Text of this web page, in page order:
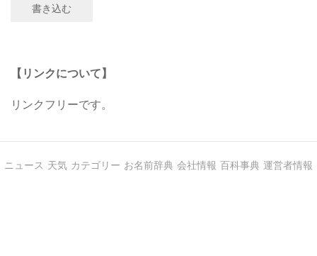
書き込む
【リンクについて】
リンクフリーです。
ニュース 天気 カテゴリー お名前辞典 会社情報 百科事典 運営者情報